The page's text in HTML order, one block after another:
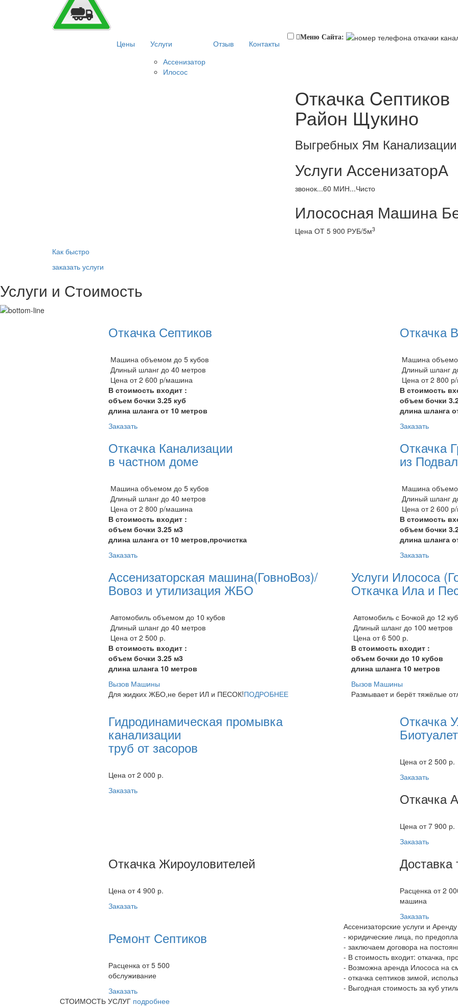
Меню Сайта:
Цены
Услуги
Ассенизатор
Илосос
Отзыв Контакты
Откачка Cептиков
Район Щукино
Выгребных Ям
Услуги АссенизаторА
звонок...60 МИН...Чисто
Илососная Машина
Цена ОТ 5 900 РУБ/5м3
Как быстро
заказать услуги
Услуги и Стоимость
Откачка Септиков
Машина объемом до 5 кубов
Длиный шланг до 40 метров
Цена от 2 600 р/машина
В стоимость входит :
объем бочки 3.25 куб
длина шланга от 10 метров
Заказать
Откачка
Машина
Длиный шланг
Цена от 2 800
В стоимость
объем бочки
длина шланга
Заказать
Откачка Канализации
в частном доме
Машина объемом до 5 кубов
Длиный шланг до 40 метров
Цена от 2 800 р/машина
В стоимость входит :
объем бочки 3.25 м3
длина шланга от 10 метров,прочистка
Заказать
Откачка
из
Машина
Длиный шланг
Цена от 2 600
В стоимость
объем бочки
длина шланга
Заказать
Ассенизаторская машина(ГовноВоз)/
Вовоз и утилизация ЖБО
Автомобиль объемом до 10 кубов
Длиный шланг до 40 метров
Цена от 2 500 р.
В стоимость входит :
объем бочки 3.25 м3
длина шланга 10 метров
Вызов Машины
Для жидких ЖБО,не берет ИЛ и ПЕСОК!ПОДРОБНЕЕ
Услуги Илососа
Откачка Ила и
Автомобиль с Бочкой до 12
Длиный шланг до 100 метров
Цена от 6 500 р.
В стоимость входит :
объем бочки до 10 кубов
длина шланга 10 метров
Вызов Машины
Размывает и берёт тяжёлые
Гидродинамическая промывка
канализации
труб от засоров
Цена от 2 000 р.
Заказать
Откачка
Цена от 2 500 р.
Заказать
Откачка
Цена от 7 900 р.
Заказать
Откачка Жироуловителей
Цена от 4 900 р.
Заказать
Доставка
Расценка от 2
машина
Заказать
Ремонт Септиков
Расценка от 5 500
обслуживание
Заказать
СТОИМОСТЬ УСЛУГ подробнее
Ассенизаторские услуги и
- юридические лица, по
- заключаем договора на
- В стоимость входит: откачка,
- Возможна аренда Илососа на
- откачка септиков зимой,
- Выгодная стоимость за куб